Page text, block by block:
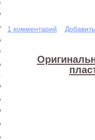
1 комментарий